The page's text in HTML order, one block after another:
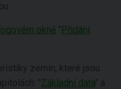
okně "Přidání
zemin, které jsou
"Základní data" a